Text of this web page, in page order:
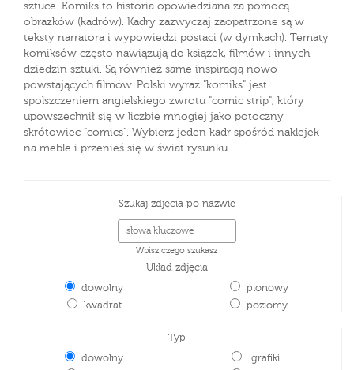
sztuce. Komiks to historia opowiedziana za pomocą
obrazków (kadrów). Kadry zazwyczaj zaopatrzone są w
teksty narratora i wypowiedzi postaci (w dymkach). Tematy
komiksów często nawiązują do książek, filmów i innych
dziedzin sztuki. Są również same inspiracją nowo
powstających filmów. Polski wyraz "komiks" jest
spolszczeniem angielskiego zwrotu "comic strip", który
upowszechnił się w liczbie mnogiej jako potoczny
skrótowiec "comics". Wybierz jeden kadr spośród naklejek
na meble i przenieś się w świat rysunku.
Szukaj zdjęcia po nazwie
Wpisz czego szukasz
Układ zdjęcia
dowolny
kwadrat
pionowy
poziomy
Typ
dowolny
grafiki